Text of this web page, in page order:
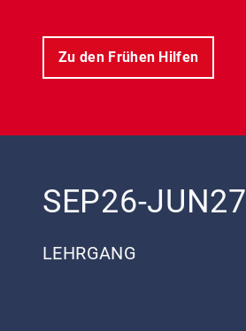
Zu den Frühen Hilfen
SEP26-JUN27
LEHRGANG